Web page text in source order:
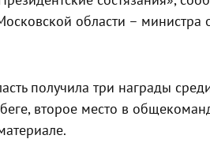
области –
получила три награды
второе место в